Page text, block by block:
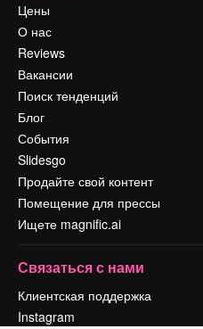
Цены
О нас
Reviews
Вакансии
Поиск тенденций
Блог
События
Slidesgo
Продайте свой контент
Помещение для прессы
Ищете magnific.ai
Связаться с нами
Клиентская поддержка
Instagram